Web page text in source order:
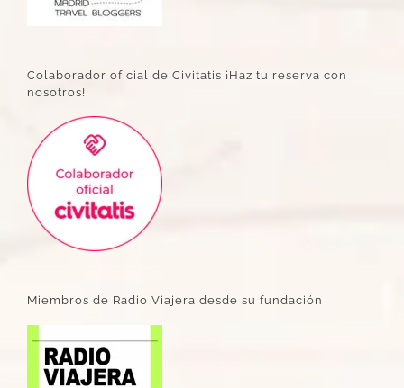
Colaborador oficial de Civitatis ¡Haz tu reserva con
nosotros!
Miembros de Radio Viajera desde su fundación